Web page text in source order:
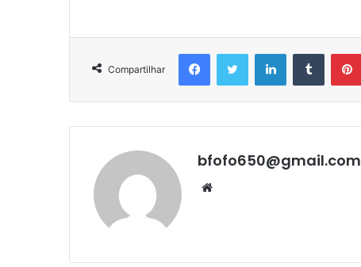
Compartilhar
FacebookTwitter LinkedinTumblr
bfofo650@gmail.com
Website